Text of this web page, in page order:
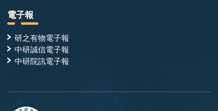
電子報
研之有物電子報
中研誠信電子報
中研院訊電子報